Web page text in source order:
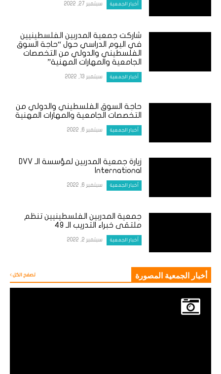
أخبار الجمعية سبتمبر 27, 2022
شاركت جمعية المدربين الفلسطينيين
في اليوم الدراسي حول “حاجة السوق
الفلسطيني والدولي من التخصصات
الجامعية والمهارات المهنية”
أخبار الجمعية سبتمبر 13, 2022
حاجة السوق الفلسطيني والدولي من
التخصصات الجامعية والمهارات المهنية
أخبار الجمعية سبتمبر 6, 2022
زيارة جمعية المدربين لمؤسسة الـ DVV
International
أخبار الجمعية سبتمبر 6, 2022
جمعية المدربين الفلسطينيين تنظم
ملتقى خبراء التدريب الـ 49
أخبار الجمعية سبتمبر 2, 2022
أخبار الجمعية المصورة تصفح الكل